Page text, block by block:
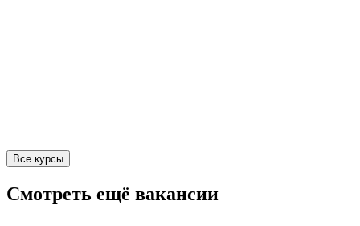
Все курсы
Смотреть ещё вакансии